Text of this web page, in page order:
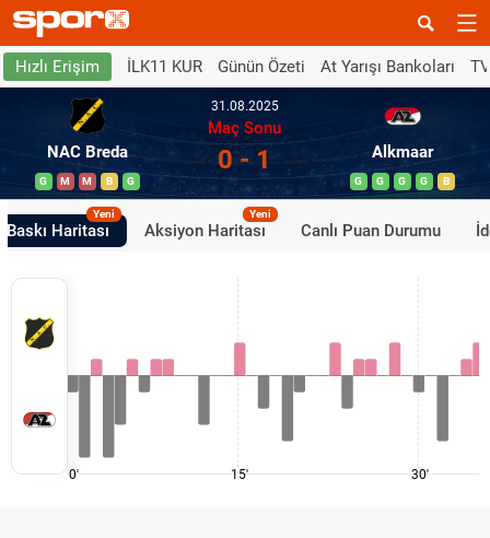
Hızlı Erişim İLK11 KUR Günün Özeti At Yarışı Bankoları
NAC Breda
G M M B G
31.08.2025
Maç Sonu
0 - 1 Alkmaar
G G G G B
Baskı Haritası
Yeni
Aksiyon Haritası
Yeni
Canlı Puan Durumu
0' 15' 30'